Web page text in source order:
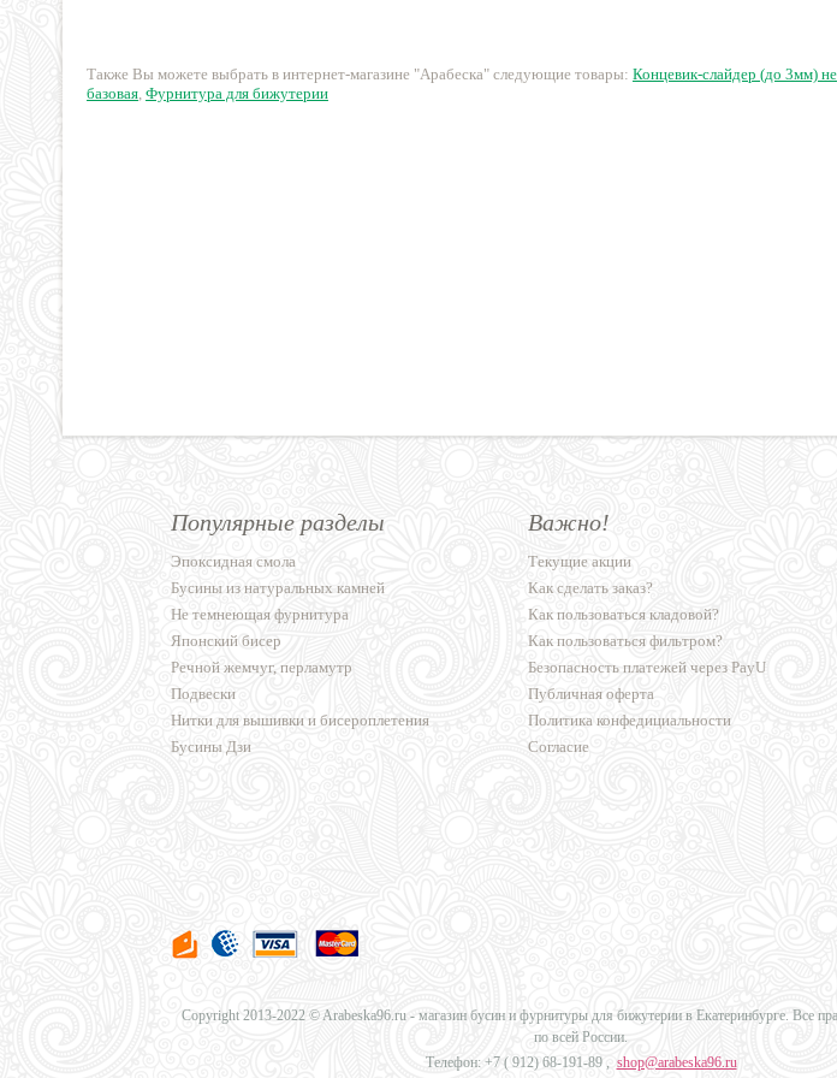
Также Вы можете выбрать в интернет-магазине "Арабеска" следующие товары: Концевик-слайдер (до 3мм)
базовая, Фурнитура для бижутерии
Популярные разделы
Эпоксидная смола
Бусины из натуральных камней
Не темнеющая фурнитура
Японский бисер
Речной жемчуг, перламутр
Подвески
Нитки для вышивки и бисероплетения
Бусины Дзи
Важно!
Текущие акции
Как сделать заказ?
Как пользоваться кладовой?
Как пользоваться фильтром?
Безопасность платежей через PayU
Публичная оферта
Политика конфедициальности
Согласие
Copyright 2013-2022 © Arabeska96.ru - магазин бусин и фурнитуры для бижутерии в Екатеринбурге. Все
по всей России.
Телефон: +7 ( 912) 68-191-89, shop@arabeska96.ru